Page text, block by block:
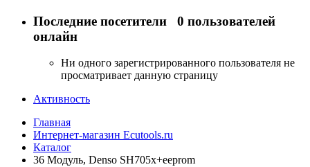
Последние посетители 0 пользователей
онлайн
Ни одного зарегистрированного пользователя не
просматривает данную страницу
Активность
Главная
Интернет-магазин Ecutools.ru
Каталог
36 Модуль, Denso SH705x+eeprom